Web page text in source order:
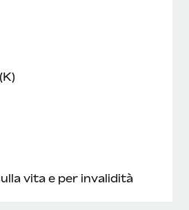
vita e per invalidità